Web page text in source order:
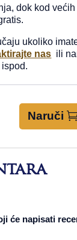
dok kod
ukoliko
nas ili
Naruči
će napisati